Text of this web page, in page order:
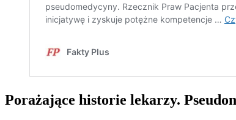
Porażające historie lekarzy.